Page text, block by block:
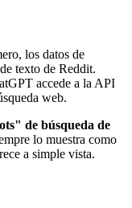
los datos de
texto de Reddit.
accede a la API
web.
de búsqueda de
lo muestra como
a simple vista.